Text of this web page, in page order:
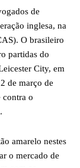
de
inglesa, na
O brasileiro
partidas do
City, em
de março de
contra o
amarelo nestes
o mercado de